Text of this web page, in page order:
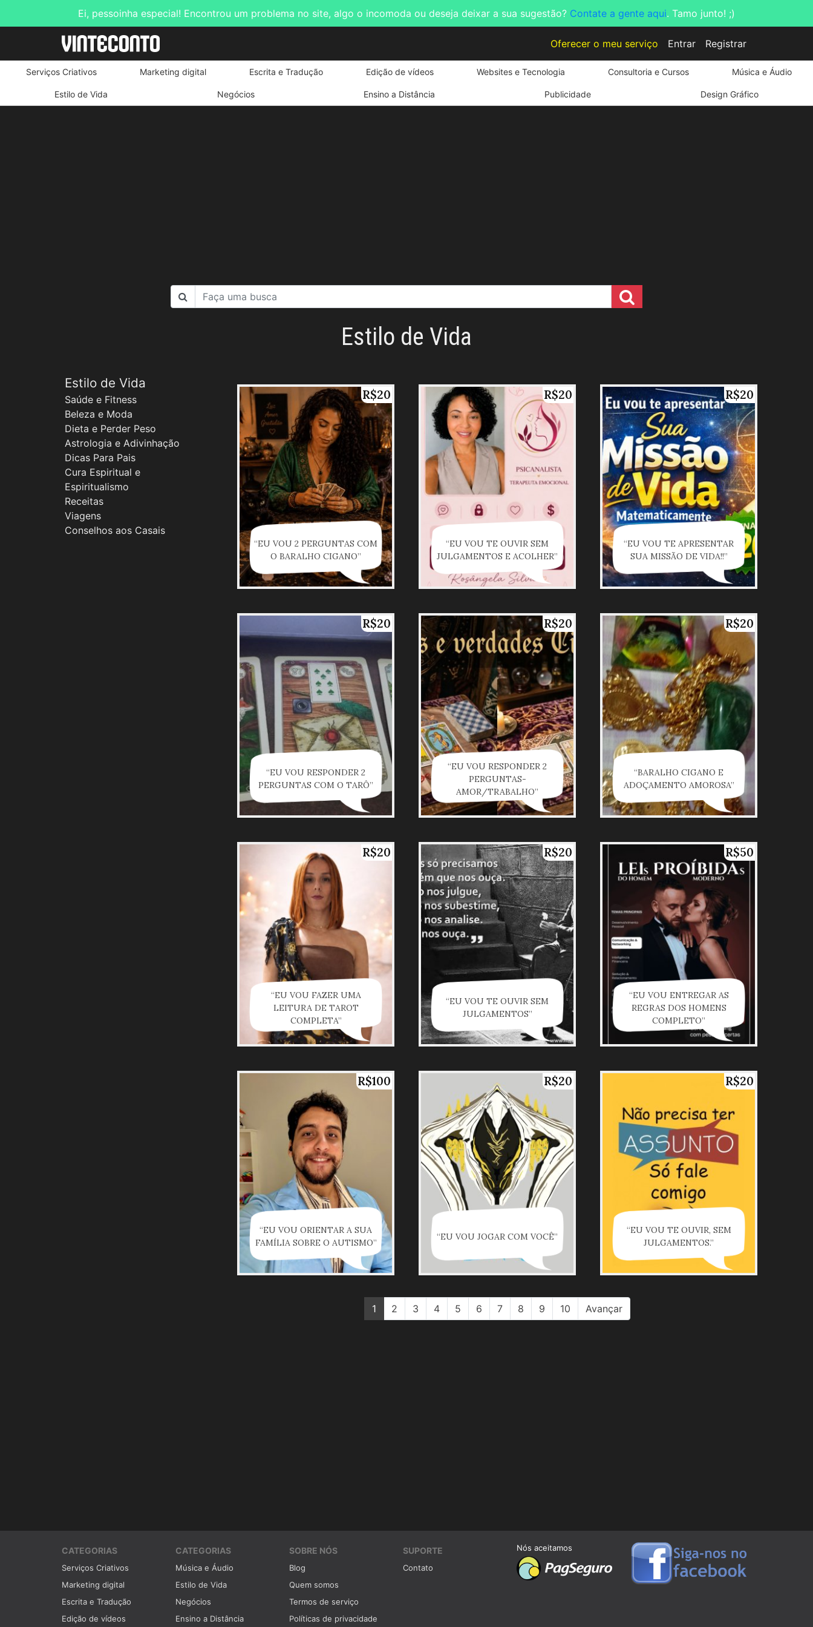
Ei, pessoinha especial! Encontrou um problema no site, algo o incomoda ou deseja deixar a sua sugestão? Contate a gente aqui. Tamo junto! ;)
Oferecer o meu serviço Entrar Registrar
Serviços Criativos Marketing digital Escrita e Tradução Edição de vídeos Websites e Tecnologia Consultoria e Cursos Música e Áudio
Estilo de Vida Negócios Ensino a Distância Publicidade Design Gráfico
Estilo de Vida
Estilo de Vida
Saúde e Fitness
Beleza e Moda
Dieta e Perder Peso
Astrologia e Adivinhação
Dicas Para Pais
Cura Espiritual e
Espiritualismo
Receitas
Viagens
Conselhos aos Casais
R$20
“EU VOU 2 PERGUNTAS COM
O BARALHO CIGANO”
R$20
“EU VOU TE OUVIR SEM
JULGAMENTOS E ACOLHER”
R$20
“EU VOU TE APRESENTAR
SUA MISSÃO DE VIDA!!”
R$20
“EU VOU RESPONDER 2
PERGUNTAS COM O TARÔ”
R$20
“EU VOU RESPONDER 2
PERGUNTAS-
AMOR/TRABALHO”
R$20
“BARALHO CIGANO E
ADOÇAMENTO AMOROSA”
R$20
“EU VOU FAZER UMA
LEITURA DE TAROT
COMPLETA”
R$20
“EU VOU TE OUVIR SEM
JULGAMENTOS”
R$50
“EU VOU ENTREGAR AS
REGRAS DOS HOMENS
COMPLETO”
R$100
“EU VOU ORIENTAR A SUA
FAMÍLIA SOBRE O AUTISMO”
R$20
“EU VOU JOGAR COM VOCÊ”
R$20
“EU VOU TE OUVIR, SEM
JULGAMENTOS.”
1 2 3 4 5 6 7 8 9 10 Avançar
CATEGORIAS
Serviços Criativos
Marketing digital
Escrita e Tradução
Edição de vídeos
CATEGORIAS
Música e Áudio
Estilo de Vida
Negócios
Ensino a Distância
SOBRE NÓS
Blog
Quem somos
Termos de serviço
Políticas de privacidade
SUPORTE
Contato
Nós aceitamos